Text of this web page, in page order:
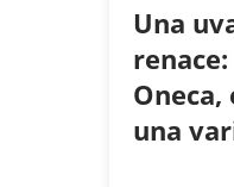
Una
una